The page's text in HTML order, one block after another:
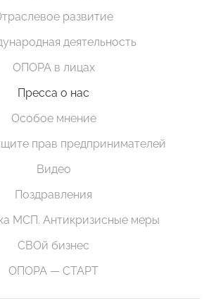
развитие
деятельность
ОПОРА в лицах
Пресса о нас
Особое мнение
прав предпринимателей
Видео
Поздравления
МСП. Антикризисные меры
СВОй бизнес
ОПОРА — СТАРТ